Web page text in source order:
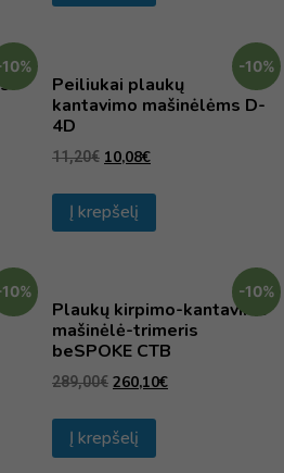
-10%
Peiliukai plaukų
kantavimo mašinėlėms D-
4D
11,20€ 10,08€
Į krepšelį
-10%
Plaukų kirpimo-kantavimo
mašinėlė-trimeris
beSPOKE CTB
289,00€ 260,10€
Į krepšelį